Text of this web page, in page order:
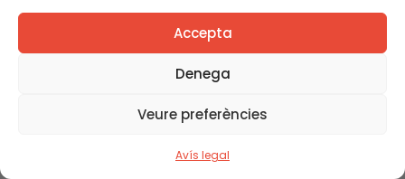
Accepta
Denega
Veure preferències
Avís legal